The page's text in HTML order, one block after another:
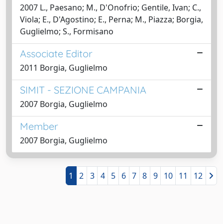
2007 L., Paesano; M., D'Onofrio; Gentile, Ivan; C.,
Viola; E., D'Agostino; E., Perna; M., Piazza; Borgia,
Guglielmo; S., Formisano
Associate Editor
2011 Borgia, Guglielmo
SIMIT - SEZIONE CAMPANIA
2007 Borgia, Guglielmo
Member
2007 Borgia, Guglielmo
1 2 3 4 5 6 7 8 9 10 11 12